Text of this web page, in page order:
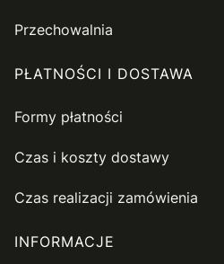
Przechowalnia
PŁATNOŚCI I DOSTAWA
Formy płatności
Czas i koszty dostawy
Czas realizacji zamówienia
INFORMACJE